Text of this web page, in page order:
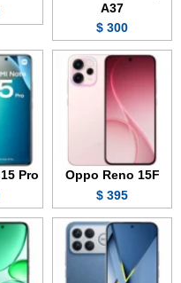
A37
300 $
Oppo Reno 15F
395 $
Pro